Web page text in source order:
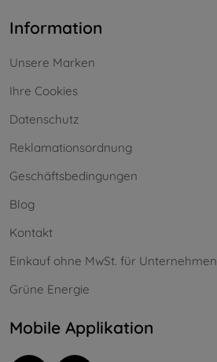
Information
Unsere Marken
Ihre Cookies
Datenschutz
Reklamationsordnung
Geschäftsbedingungen
Blog
Kontakt
Einkauf ohne MwSt. für Unternehmen
Grüne Energie
Mobile Applikation